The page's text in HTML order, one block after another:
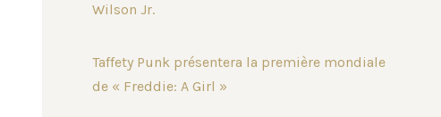
Wilson Jr.
Taffety Punk présentera la première mondiale
de « Freddie: A Girl »